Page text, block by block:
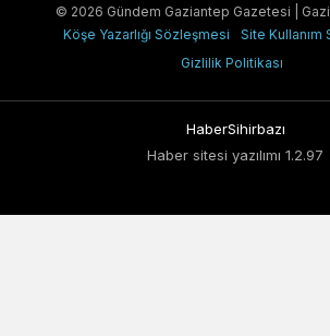
© 2026 Gündem Gaziantep Gazetesi |
Köşe Yazarlığı Sözleşmesi
Site Kullanım
Gizlilik Politikası
HaberSihirbazı
Haber sitesi yazılımı 1.2.97